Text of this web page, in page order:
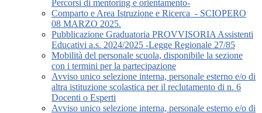
Percorsi di mentoring e orientamento-
Comparto e Area Istruzione e Ricerca_- SCIOPERO
08 MARZO 2025.
Pubblicazione Graduatoria PROVVISORIA Assistenti
Educativi a.s. 2024/2025 -Legge Regionale 27/85
Mobilità del personale scuola, disponibile la sezione
con i termini per la partecipazione
Avviso unico selezione interna, personale esterno e/o di
altra istituzione scolastica per il reclutamento di n. 6
Docenti o Esperti
Avviso unico selezione interna, personale esterno e/o di